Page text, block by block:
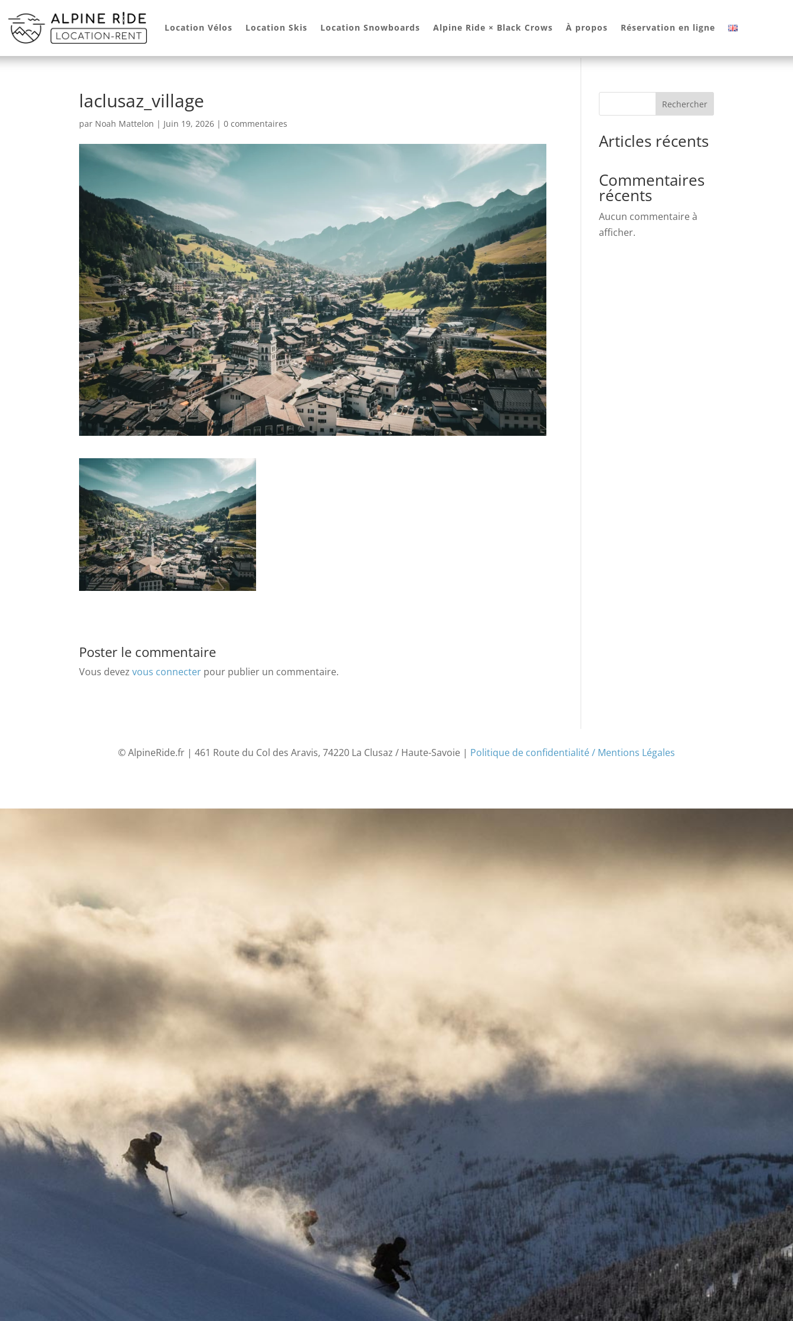
Location Vélos Location Skis Location Snowboards Alpine Ride × Black Crows À propos Réservation en ligne
laclusaz_village
par Noah Mattelon | Juin 19, 2026 |0 commentaires
Poster le commentaire
Vous devezvous connecter pour publier un commentaire.
Rechercher
Articles récents
Commentaires
récents
Aucun commentaire à
afficher.
© AlpineRide.fr | 461 Route du Col des Aravis, 74220 La Clusaz / Haute-Savoie | Politique de confidentialité / Mentions Légales